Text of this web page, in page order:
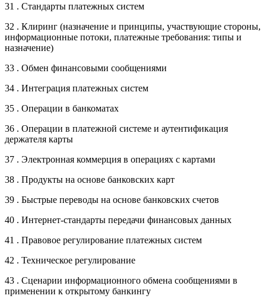
31 . Стандарты платежных систем
32 . Клиринг (назначение и принципы, участвующие стороны,
информационные потоки, платежные требования: типы и
назначение)
33 . Обмен финансовыми сообщениями
34 . Интеграция платежных систем
35 . Операции в банкоматах
36 . Операции в платежной системе и аутентификация
держателя карты
37 . Электронная коммерция в операциях с картами
38 . Продукты на основе банковских карт
39 . Быстрые переводы на основе банковских счетов
40 . Интернет-стандарты передачи финансовых данных
41 . Правовое регулирование платежных систем
42 . Техническое регулирование
43 . Сценарии информационного обмена сообщениями в
применении к открытому банкингу